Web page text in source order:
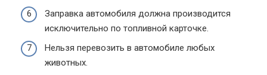
Заправка автомобиля должна производится
исключительно по топливной карточке.
Нельзя перевозить в автомобиле любых
животных.